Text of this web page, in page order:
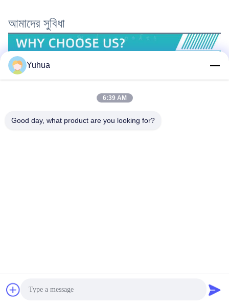
আমাদের সুবিধা
Yuhua
6:39 AM
Good day, what product are you looking for?